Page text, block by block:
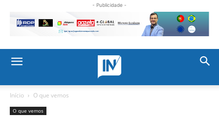
- Publicidade -
Início O que vemos
O que vemos